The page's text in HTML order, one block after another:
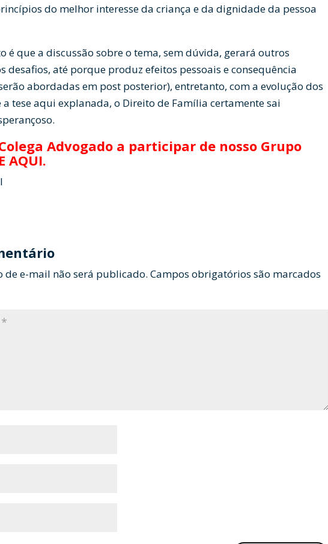
do melhor interesse da criança e da dignidade da pessoa
é que a discussão sobre o tema, sem dúvida, gerará outros
desafios, até porque produz efeitos pessoais e consequência
abordadas em post posterior), entretanto, com a evolução dos
tese aqui explanada, o Direito de Família certamente sai
Advogado a participar de nosso Grupo
AQUI.
de e-mail não será publicado. Campos obrigatórios são marcados